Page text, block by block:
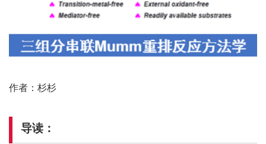
作者：杉杉
导读：